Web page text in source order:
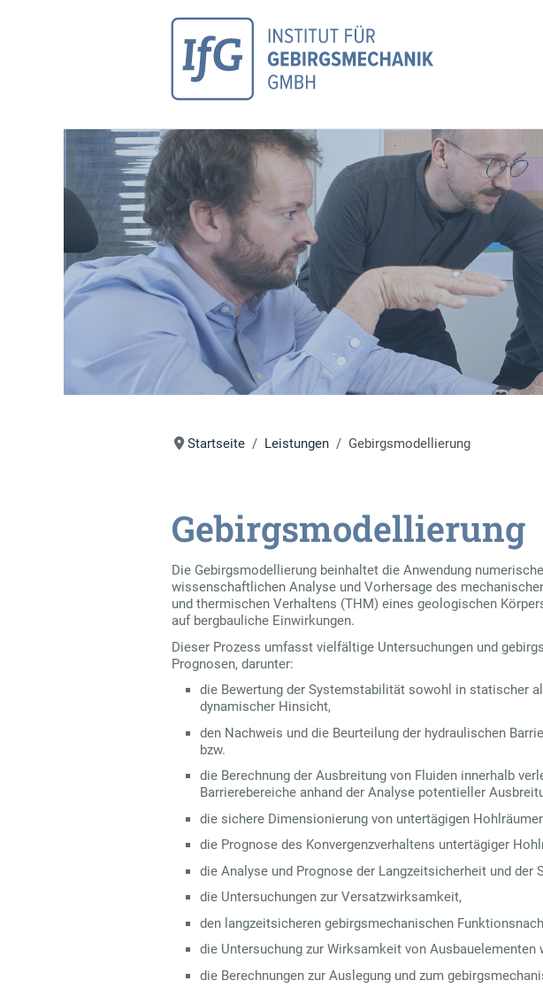
Startseite Leistungen Gebirgsmodellierung
Gebirgsmodellierung
Die Gebirgsmodellierung beinhaltet die Anwendung
wissenschaftlichen Analyse und Vorhersage des
und thermischen Verhaltens (THM) eines geologischen
auf bergbauliche Einwirkungen.
Dieser Prozess umfasst vielfältige Untersuchungen und
Prognosen, darunter:
die Bewertung der Systemstabilität sowohl in statischer
dynamischer Hinsicht,
den Nachweis und die Beurteilung der hydraulischen
bzw.
die Berechnung der Ausbreitung von Fluiden innerhalb
Barrierebereiche anhand der Analyse potentieller
die sichere Dimensionierung von untertägigen
die Prognose des Konvergenzverhaltens untertägiger
die Analyse und Prognose der Langzeitsicherheit und der
die Untersuchungen zur Versatzwirksamkeit,
den langzeitsicheren gebirgsmechanischen
die Untersuchung zur Wirksamkeit von Ausbauelementen
die Berechnungen zur Auslegung und zum